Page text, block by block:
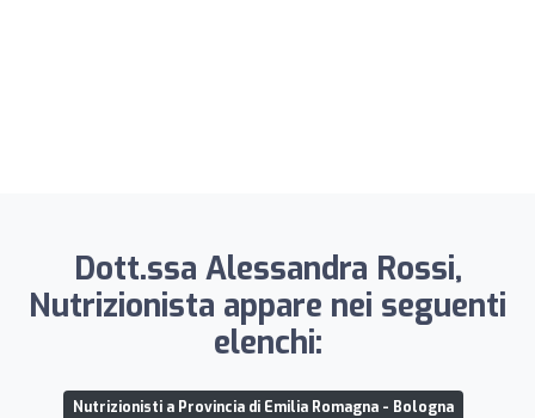
Dott.ssa Alessandra Rossi,
Nutrizionista appare nei seguenti
elenchi:
Nutrizionisti a Provincia di Emilia Romagna - Bologna